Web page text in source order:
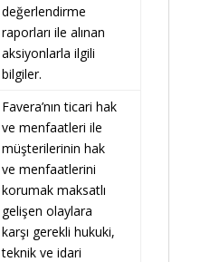
değerlendirme
raporları ile alınan
aksiyonlarla ilgili
bilgiler.
Favera’nın ticari hak
ve menfaatleri ile
müşterilerinin hak
ve menfaatlerini
korumak maksatlı
gelişen olaylara
karşı gerekli hukuki,
teknik ve idari